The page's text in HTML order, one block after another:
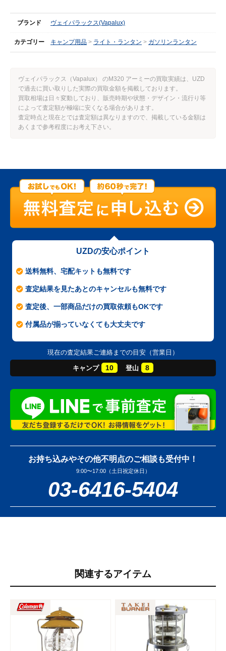
ブランド ヴェイパラックス(Vapalux)
カテゴリー キャンプ用品 ライト・ランタン ガソリンランタン
ヴェイパラックス（Vapalux） のM320 アーミーの買取実績は、UZD
で過去に買い取りした実際の買取金額を掲載しております。
買取相場は日々変動しており、販売時期や状態・デザイン・流行り等
によって査定額が極端に安くなる場合があります。
査定時点と現在とでは査定額は異なりますので、掲載している金額は
あくまで参考程度にお考え下さい。
UZDの安心ポイント
送料無料、宅配キットも無料です
査定結果を見たあとのキャンセルも無料です
査定後、一部商品だけの買取依頼もOKです
付属品が揃っていなくても大丈夫です
現在の査定結果ご連絡までの目安（営業日）
キャンプ 10 登山 8
お持ち込みやその他不明点のご相談も受付中！
9:00〜17:00（土日祝定休日）
03-6416-5404
関連するアイテム